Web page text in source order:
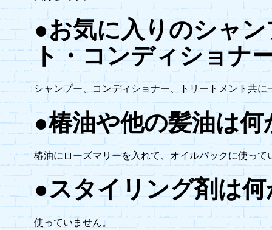
●お気に入りのシャ
ト・コンディショナ
シャンプー、コンディショナー、トリートメント共に
●椿油や他の髪油は
椿油にローズマリーを入れて、オイルパックに使って
●スタイリング剤は
使っていません。